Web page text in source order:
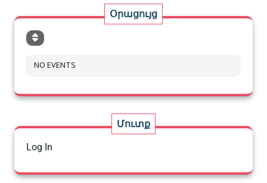
Օրացույց
NO EVENTS
Մուտք
Log In